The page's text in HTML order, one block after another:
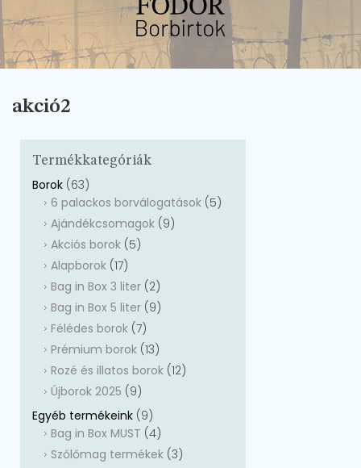
akció2
Termékkategóriák
Borok (63)
6 palackos borválogatások (5)
Ajándékcsomagok (9)
Akciós borok (5)
Alapborok (17)
Bag in Box 3 liter (2)
Bag in Box 5 liter (9)
Félédes borok (7)
Prémium borok (13)
Rozé és illatos borok (12)
Újborok 2025 (9)
Egyéb termékeink (9)
Bag in Box MUST (4)
Szőlőmag termékek (3)